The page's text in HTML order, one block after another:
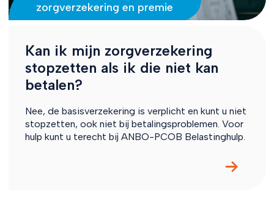
zorgverzekering en premie
Kan ik mijn zorgverzekering
stopzetten als ik die niet kan
betalen?
Nee, de basisverzekering is verplicht en kunt u niet
stopzetten, ook niet bij betalingsproblemen. Voor
hulp kunt u terecht bij ANBO-PCOB Belastinghulp.